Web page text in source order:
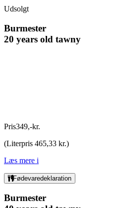
Udsolgt
Burmester
20 years old tawny
Pris349,-kr.
(Literpris 465,33 kr.)
Læs mere i
Fødevaredeklaration
Burmester